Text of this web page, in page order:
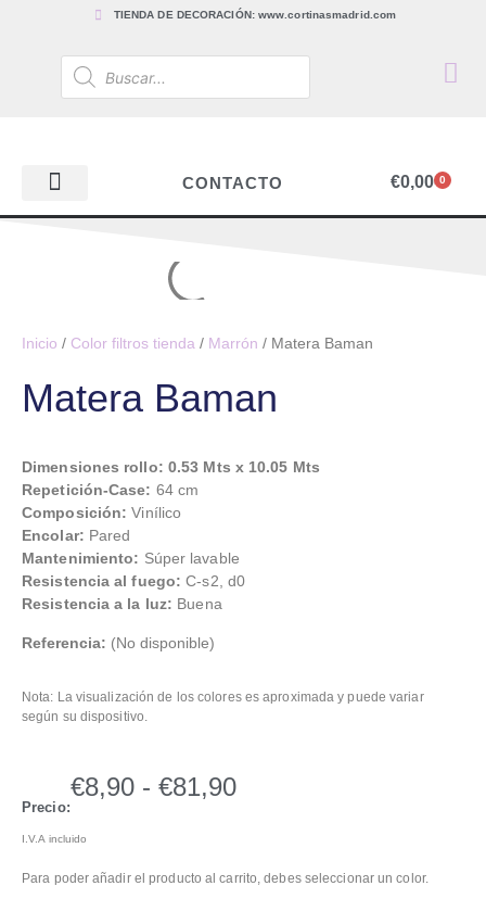
TIENDA DE DECORACIÓN: www.cortinasmadrid.com
CONTACTO €0,00 0
Inicio / Color filtros tienda / Marrón / Matera Baman
Matera Baman
Dimensiones rollo: 0.53 Mts x 10.05 Mts
Repetición-Case: 64 cm
Composición: Vinílico
Encolar: Pared
Mantenimiento: Súper lavable
Resistencia al fuego: C-s2, d0
Resistencia a la luz: Buena
Referencia: (No disponible)
Nota: La visualización de los colores es aproximada y puede variar
según su dispositivo.
Precio:
€8,90 - €81,90
I.V.A incluido
Para poder añadir el producto al carrito, debes seleccionar un color.